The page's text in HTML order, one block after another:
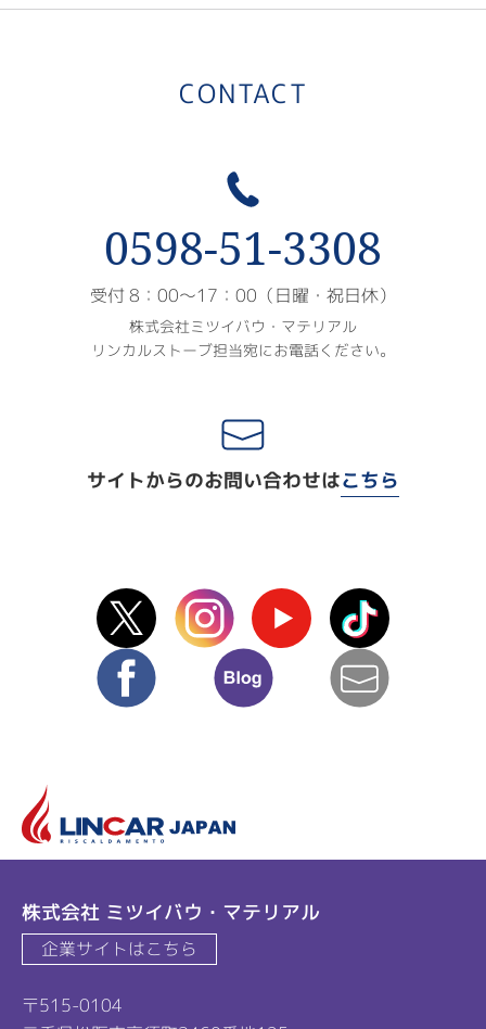
CONTACT
0598-51-3308
受付 8：00〜17：00（日曜・祝日休）
株式会社ミツイバウ・マテリアル
リンカルストーブ担当宛にお電話ください。
サイトからのお問い合わせはこちら
X(Twitter) instagram Youtube
facebook
株式会社 ミツイバウ・マテリアル
企業サイトはこちら
〒515-0104